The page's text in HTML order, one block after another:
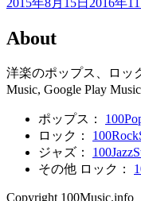
2015年8月15日 2016年
About
洋楽のポップス、ロッ
Music, Google Play
ポップス：
ロック：
ジャズ：
その他 ロック：
Copyright 100Music.info